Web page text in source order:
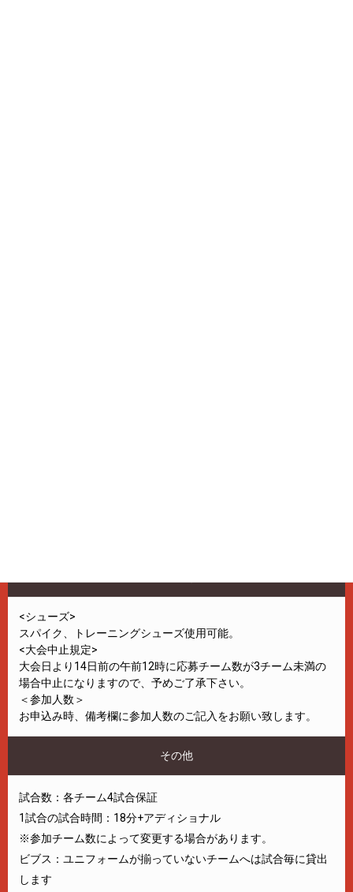
<シューズ>
スパイク、トレーニングシューズ使用可能。
<大会中止規定>
大会日より14日前の午前12時に応募チーム数が3チーム未満の
場合中止になりますので、予めご了承下さい。
＜参加人数＞
お申込み時、備考欄に参加人数のご記入をお願い致します。
その他
試合数：各チーム4試合保証
1試合の試合時間：18分+アディショナル
※参加チーム数によって変更する場合があります。
ビブス：ユニフォームが揃っていないチームへは試合毎に貸出
します